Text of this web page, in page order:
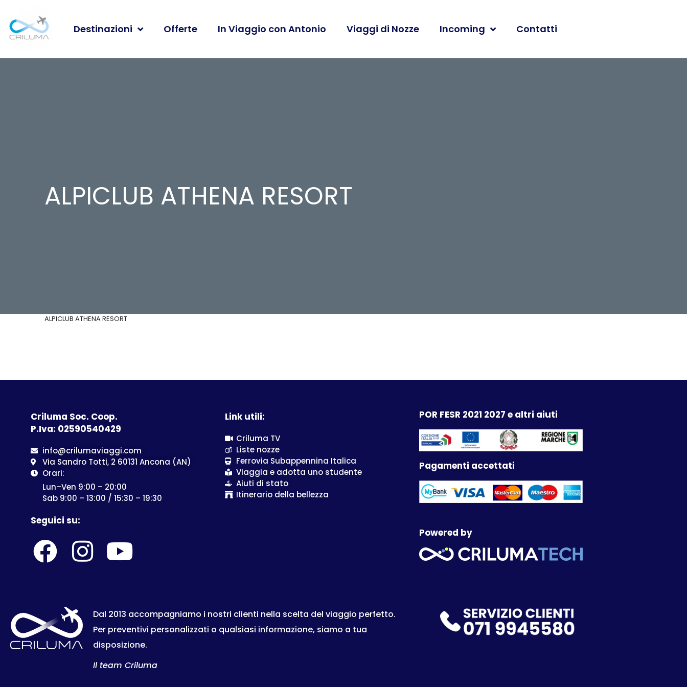
Destinazioni Offerte In Viaggio con Antonio Viaggi di Nozze Incoming Contatti
ALPICLUB ATHENA RESORT
ALPICLUB ATHENA RESORT
Criluma Soc. Coop.
P.Iva: 02590540429
info@crilumaviaggi.com
Via Sandro Totti, 2 60131 Ancona (AN)
Orari:
Lun–Ven 9:00 – 20:00
Sab 9:00 – 13:00 / 15:30 – 19:30
Seguici su:
Link utili:
Criluma TV
Liste nozze
Ferrovia Subappennina Italica
Viaggia e adotta uno studente
Aiuti di stato
Itinerario della bellezza
POR FESR 2021 2027 e altri aiuti
Pagamenti accettati
Powered by
Dal 2013 accompagniamo i nostri clienti nella scelta del viaggio perfetto.
Per preventivi personalizzati o qualsiasi informazione, siamo a tua
disposizione.
Il team Criluma